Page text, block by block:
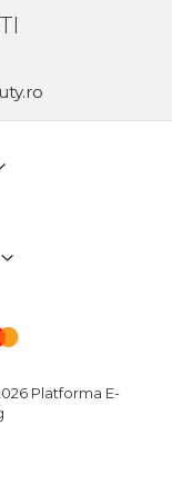
Platforma E-